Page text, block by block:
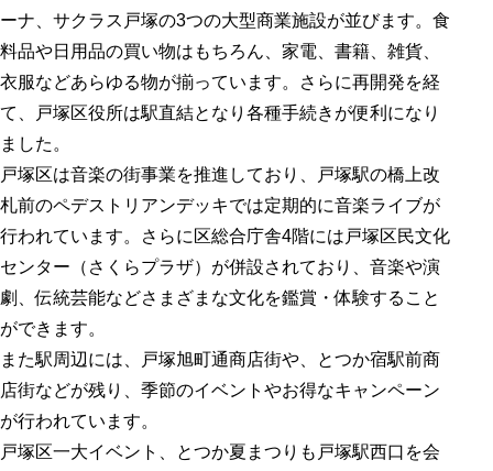
ーナ、サクラス戸塚の3つの大型商業施設が並びます。食
料品や日用品の買い物はもちろん、家電、書籍、雑貨、
衣服などあらゆる物が揃っています。さらに再開発を経
て、戸塚区役所は駅直結となり各種手続きが便利になり
ました。
戸塚区は音楽の街事業を推進しており、戸塚駅の橋上改
札前のペデストリアンデッキでは定期的に音楽ライブが
行われています。さらに区総合庁舎4階には戸塚区民文化
センター（さくらプラザ）が併設されており、音楽や演
劇、伝統芸能などさまざまな文化を鑑賞・体験すること
ができます。
また駅周辺には、戸塚旭町通商店街や、とつか宿駅前商
店街などが残り、季節のイベントやお得なキャンペーン
が行われています。
戸塚区一大イベント、とつか夏まつりも戸塚駅西口を会